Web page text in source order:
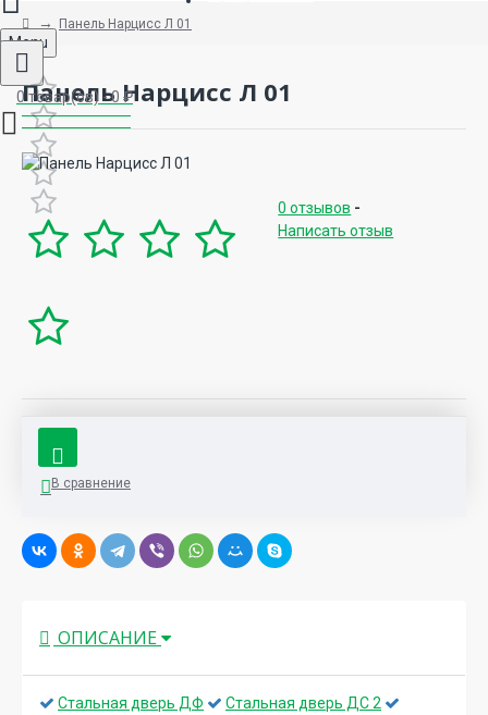
Menu
0 товар(ов) - 0 ₽
Панель Нарцисс Л 01
Панель Нарцисс Л 01
0 отзывов -
Написать отзыв
В сравнение
ОПИСАНИЕ
Стальная дверь ДФ
Стальная дверь ДС 2